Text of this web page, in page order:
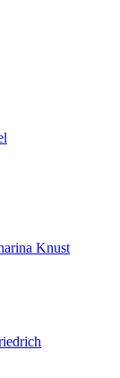
Knust